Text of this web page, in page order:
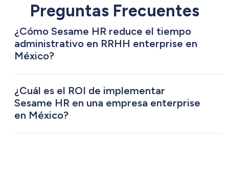
Preguntas Frecuentes
¿Cómo Sesame HR reduce el tiempo
administrativo en RRHH enterprise en
México?
Uno de los principales problemas de los
departamentos de RRHH en las
organizaciones enterprise es el tiempo que se
dedica a tareas administrativas: gestión de
solicitudes de vacaciones, control de fichajes,
¿Cuál es el ROI de implementar
Sesame HR en una empresa enterprise
en México?
Implementar una plataforma de RRHH